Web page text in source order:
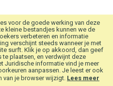
voor de goede werking van deze
kleine bestandjes kunnen we de
verbeteren en informatie
verschijnt steeds wanneer je met
surft. Klik je op akkoord, dan geef
plaatsen, en verdwijnt deze
Juridische informatie vind je meer
aanpassen. Je leest er ook
van je browser wijzigt. Lees meer